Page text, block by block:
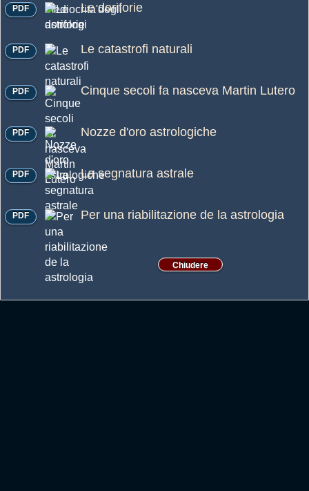
Le doriforie
PDF
Le catastrofi naturali
PDF
Cinque secoli fa nasceva Martin Lutero
PDF
Nozze d'oro astrologiche
PDF
La segnatura astrale
PDF
Per una riabilitazione de la astrologia
PDF